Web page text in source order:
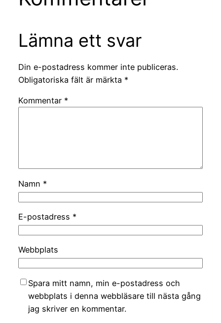
Lämna ett svar
Din e-postadress kommer inte publiceras.
Obligatoriska fält är märkta *
Kommentar *
Namn *
E-postadress *
Webbplats
Spara mitt namn, min e-postadress och
webbplats i denna webbläsare till nästa gång
jag skriver en kommentar.